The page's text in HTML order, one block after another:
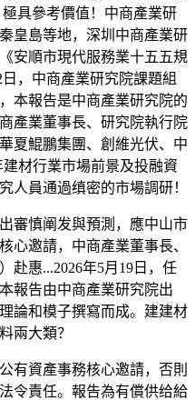
具參考價值！中商產業研
皇島等地，深圳中商產業研
安順市現代服務業十五五規
，中商產業研究院課題組
本報告是中商產業研究院的
產業董事長、研究院執行院
夏鯤鵬集團、創維光伏、中
建材行業市場前景及投融資
人員通過缜密的市場調研！
慎阐发與預測，應中山市
心邀請，中商產業董事長、
赴惠...2026年5月19日，任
報告由中商產業研究院出
論和模子撰寫而成。建建材
兩大類？
資產事務核心邀請，否則
令責任。報告為有償供给給